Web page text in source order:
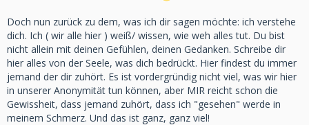
Doch nun zurück zu dem, was ich dir sagen möchte: ich verstehe
dich. Ich ( wir alle hier ) weiß/ wissen, wie weh alles tut. Du bist
nicht allein mit deinen Gefühlen, deinen Gedanken. Schreibe dir
hier alles von der Seele, was dich bedrückt. Hier findest du immer
jemand der dir zuhört. Es ist vordergründig nicht viel, was wir hier
in unserer Anonymität tun können, aber MIR reicht schon die
Gewissheit, dass jemand zuhört, dass ich "gesehen" werde in
meinem Schmerz. Und das ist ganz, ganz viel!